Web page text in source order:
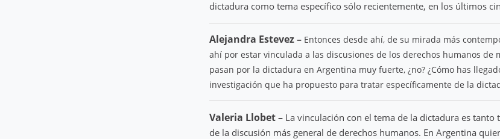
dictadura como tema específico sólo recientemente, en los últimos
Alejandra Estevez – Entonces desde ahí, de su mirada más
ahí por estar vinculada a las discusiones de los derechos humanos de
pasan por la dictadura en Argentina muy fuerte, ¿no? ¿Cómo has
investigación que ha propuesto para tratar específicamente de la
Valeria Llobet – La vinculación con el tema de la dictadura es
de la discusión más general de derechos humanos. En Argentina